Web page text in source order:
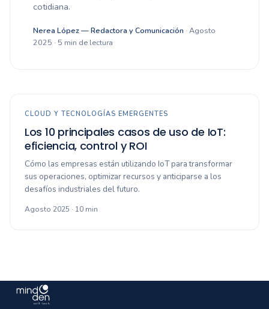
cotidiana.
Nerea López — Redactora y Comunicación · Agosto
2025 · 5 min de lectura
CLOUD Y TECNOLOGÍAS EMERGENTES
Los 10 principales casos de uso de IoT:
eficiencia, control y ROI
Cómo las empresas están utilizando IoT para transformar
sus operaciones, optimizar recursos y anticiparse a los
desafíos industriales del futuro.
Agosto 2025 · 10 min